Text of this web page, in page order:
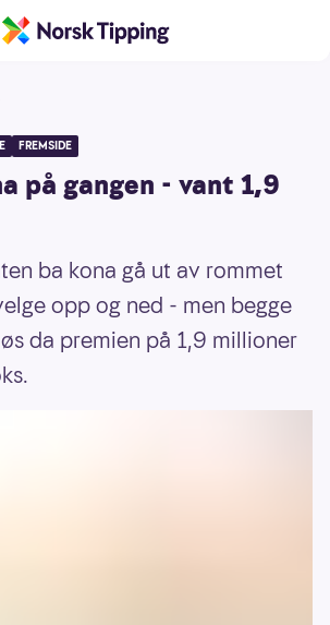
FREMSIDE
på gangen - vant 1,9
ba kona gå ut av rommet
opp og ned - men begge
da premien på 1,9 millioner